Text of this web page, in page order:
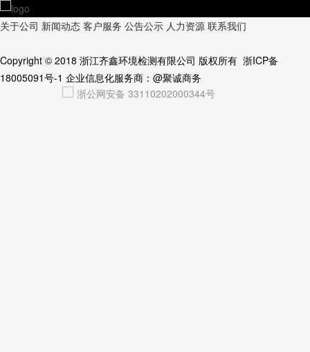
关于公司 新闻动态 客户服务 公告公示 人力资源 联系我们
Copyright © 2018 浙江齐鑫环境检测有限公司 版权所有 浙ICP备
18005091号-1 企业信息化服务商： @聚诚商务
浙公网安备 33110202000344号